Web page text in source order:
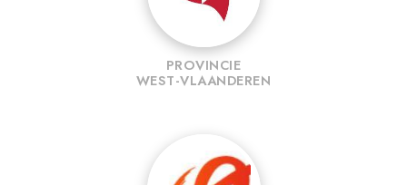
PROVINCIE
WEST-VLAANDEREN